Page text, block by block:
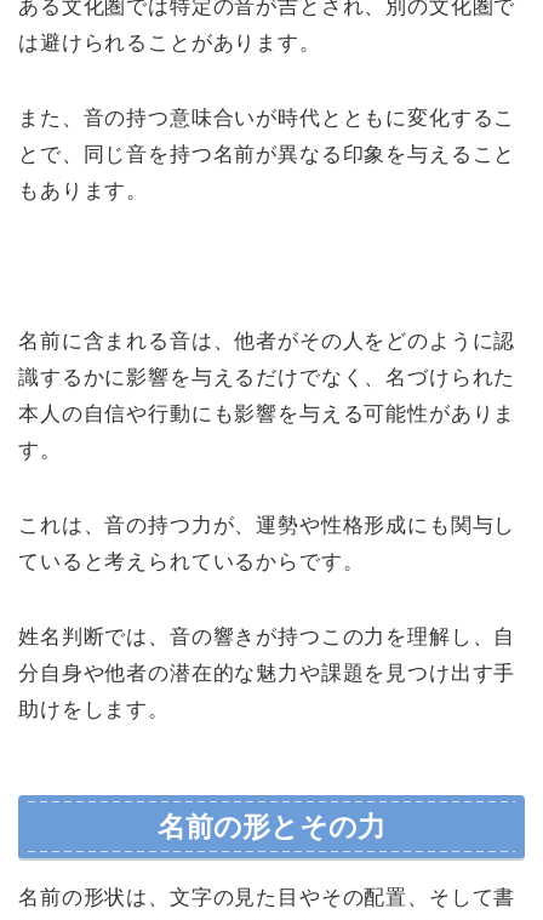
ある文化圏では特定の音が吉とされ、別の文化圏で
は避けられることがあります。
また、音の持つ意味合いが時代とともに変化するこ
とで、同じ音を持つ名前が異なる印象を与えること
もあります。
名前に含まれる音は、他者がその人をどのように認
識するかに影響を与えるだけでなく、名づけられた
本人の自信や行動にも影響を与える可能性がありま
す。
これは、音の持つ力が、運勢や性格形成にも関与し
ていると考えられているからです。
姓名判断では、音の響きが持つこの力を理解し、自
分自身や他者の潜在的な魅力や課題を見つけ出す手
助けをします。
名前の形とその力
名前の形状は、文字の見た目やその配置、そして書